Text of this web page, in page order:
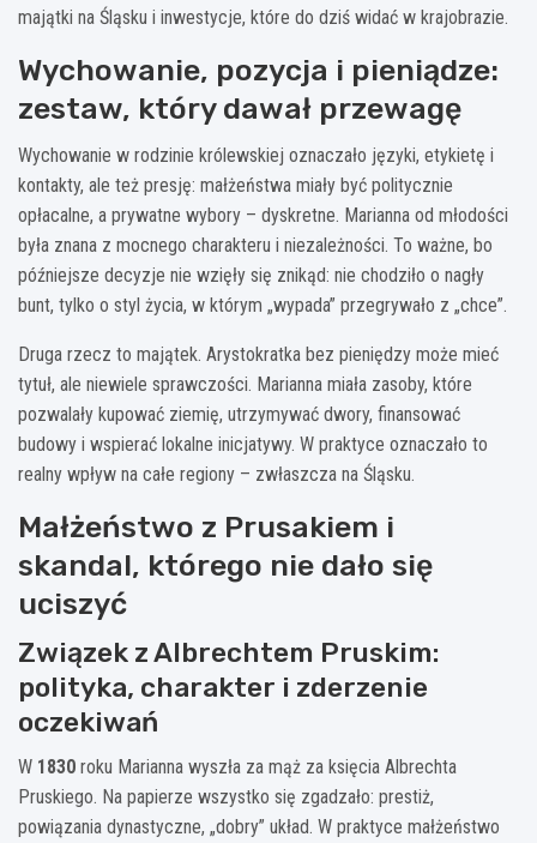
majątki na Śląsku i inwestycje, które do dziś widać w krajobrazie.
Wychowanie, pozycja i pieniądze:
zestaw, który dawał przewagę
Wychowanie w rodzinie królewskiej oznaczało języki, etykietę i
kontakty, ale też presję: małżeństwa miały być politycznie
opłacalne, a prywatne wybory – dyskretne. Marianna od młodości
była znana z mocnego charakteru i niezależności. To ważne, bo
późniejsze decyzje nie wzięły się znikąd: nie chodziło o nagły
bunt, tylko o styl życia, w którym „wypada” przegrywało z „chce”.
Druga rzecz to majątek. Arystokratka bez pieniędzy może mieć
tytuł, ale niewiele sprawczości. Marianna miała zasoby, które
pozwalały kupować ziemię, utrzymywać dwory, finansować
budowy i wspierać lokalne inicjatywy. W praktyce oznaczało to
realny wpływ na całe regiony – zwłaszcza na Śląsku.
Małżeństwo z Prusakiem i
skandal, którego nie dało się
uciszyć
Związek z Albrechtem Pruskim:
polityka, charakter i zderzenie
oczekiwań
W 1830 roku Marianna wyszła za mąż za księcia Albrechta
Pruskiego. Na papierze wszystko się zgadzało: prestiż,
powiązania dynastyczne, „dobry” układ. W praktyce małżeństwo